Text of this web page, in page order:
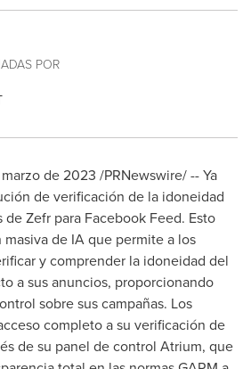
POR
de 2023 /PRNewswire/ -- Ya
de verificación de la idoneidad
Zefr para Facebook Feed. Esto
de IA que permite a los
y comprender la idoneidad del
a sus anuncios, proporcionando
sobre sus campañas. Los
completo a su verificación de
de su panel de control Atrium, que